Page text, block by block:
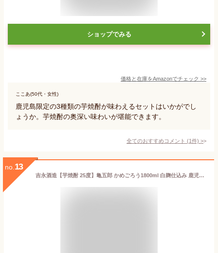
ショップでみる
価格と在庫をAmazonでチェック >>
ここあ(50代・女性)
鹿児島限定の3種類の芋焼酎が味わえるセットはいかがでし
ょうか。芋焼酎の奥深い味わいが堪能できます。
全てのおすすめコメント (1件) >
no. 13
吉永酒造【芋焼酎 25度】亀五郎 かめごろう1800ml 白麹仕込み 鹿児島産 コガネセンガン芋 使用 一時仕込み 二次仕込み 甕壷仕込み 常圧蒸留 特別限定品 こしき海洋深層水仕込み 杜氏 川畑 慶介 氏 鹿児島 甑島